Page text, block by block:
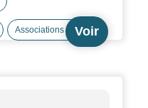
Associations FUBVoir